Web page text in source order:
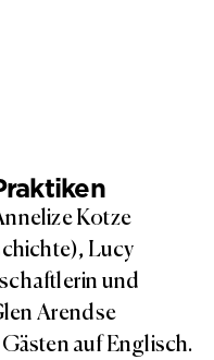
Kotze
Lucy
und
Arendse
auf Englisch.